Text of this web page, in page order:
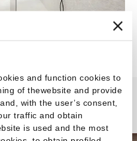
and function cookies to
of thewebsite and provide
with the user’s consent,
traffic and obtain
is used and the most